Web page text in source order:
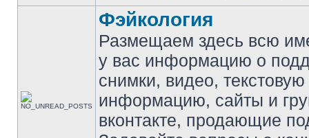
Фэйкология
Размещаем здесь всю
у вас информацию о
снимки, видео, текстовую
информацию, сайты и
вконтакте, продающие